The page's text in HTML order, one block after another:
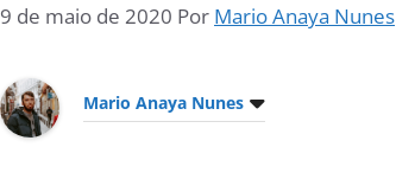
9 de maio de 2020 Por Mario Anaya Nunes
Mario Anaya Nunes